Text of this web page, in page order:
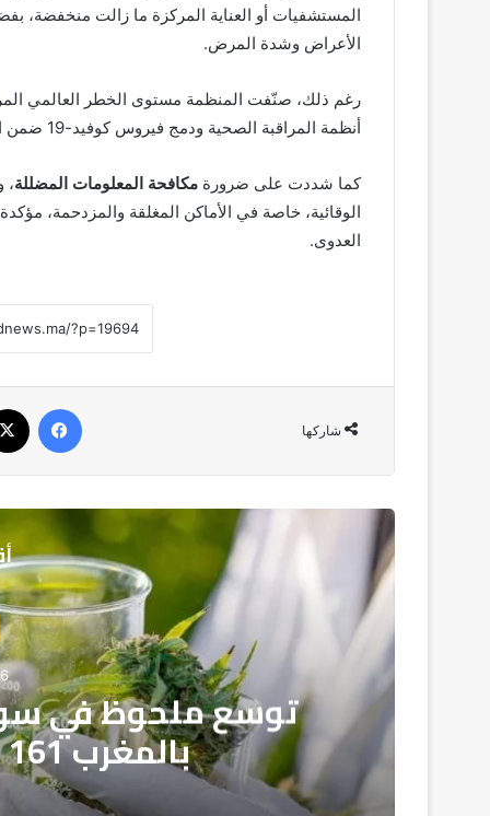
المستشفيات أو العناية المركزة ما زالت منخفضة،
الأعراض وشدة المرض.
رغم ذلك، صنّفت المنظمة مستوى الخطر العالمي
أنظمة المراقبة الصحية ودمج فيروس كوفيد-19 ضمن استراتيجيات مكافحة أمراض الجهاز التنفسي الموسمية.
كما شددت على ضرورة مكافحة المعلومات المضللة،
الوقائية، خاصة في الأماكن المغلقة والمزدحمة،
العدوى.
شاركها
أسر مرضى تشتت
النقص الحاد